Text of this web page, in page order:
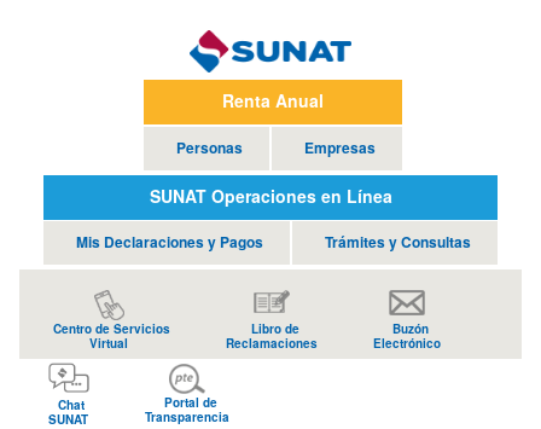
Renta Anual
Personas Empresas
SUNAT Operaciones en Línea
Mis Declaraciones y Pagos Trámites y Consultas
Centro de Servicios
Virtual
Libro de
Reclamaciones
Buzón
Electrónico
Chat
SUNAT
Portal de
Transparencia